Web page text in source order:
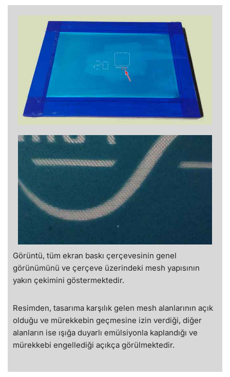
Görüntü, tüm ekran baskı çerçevesinin genel
görünümünü ve çerçeve üzerindeki mesh yapısının
yakın çekimini göstermektedir.
Resimden, tasarıma karşılık gelen mesh alanlarının açık
olduğu ve mürekkebin geçmesine izin verdiği, diğer
alanların ise ışığa duyarlı emülsiyonla kaplandığı ve
mürekkebi engellediği açıkça görülmektedir.